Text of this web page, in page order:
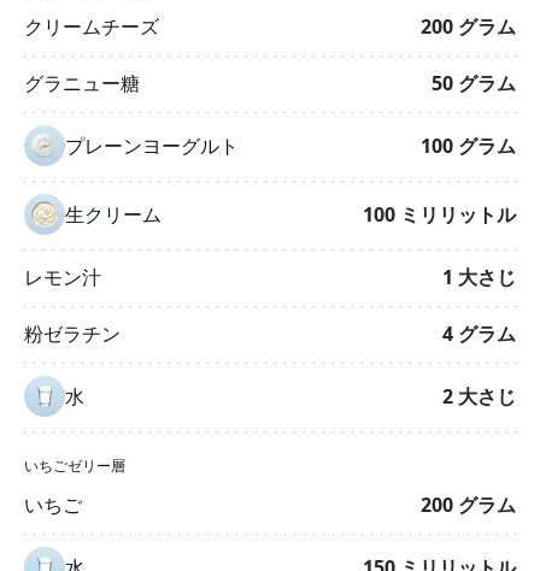
クリームチーズ 200 グラム
グラニュー糖 50 グラム
プレーンヨーグルト 100 グラム
生クリーム 100 ミリリットル
レモン汁 1 大さじ
粉ゼラチン 4 グラム
水 2 大さじ
いちごゼリー層
いちご 200 グラム